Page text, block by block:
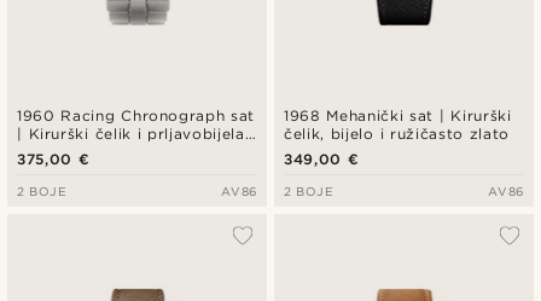
1960 Racing Chronograph sat
| Kirurški čelik i prljavobijela
boja
375,00 €
2 BOJE AV86
1968 Mehanički sat | Kirurški
čelik, bijelo i ružičasto zlato
349,00 €
2 BOJE AV86